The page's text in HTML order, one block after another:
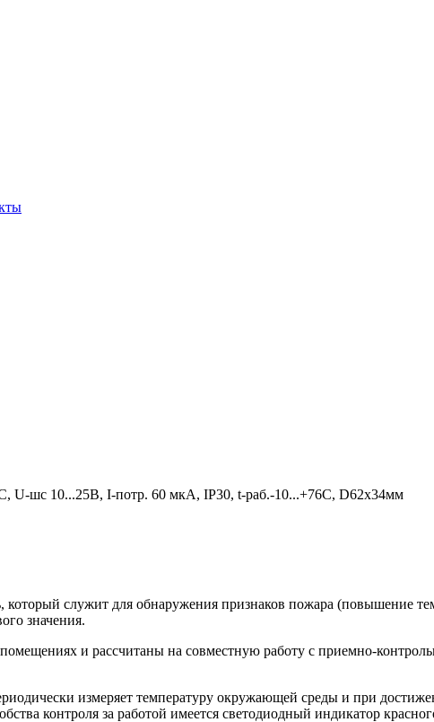
U-шс 10...25В, I-потр. 60 мкА, IP30, t-раб.-10...+76С, D62х34мм
служит для обнаружения признаков пожара (повышение
значения.
и рассчитаны на совместную работу с приемно-
измеряет температуру окружающей среды и при
контроля за работой имеется светодиодный индикатор